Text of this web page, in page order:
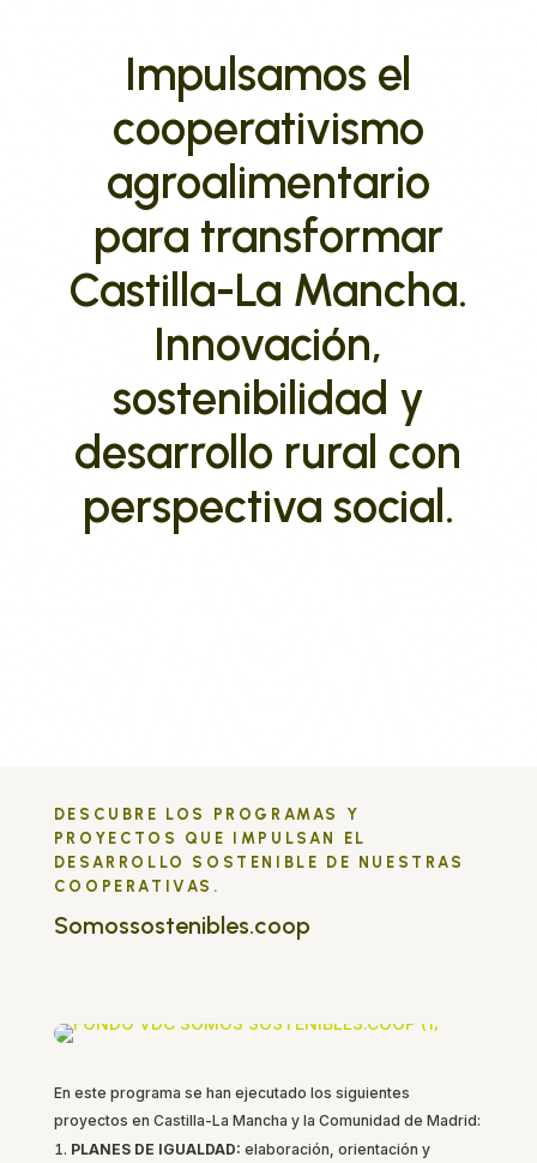
Impulsamos el
cooperativismo
agroalimentario
para transformar
Castilla-La Mancha.
Innovación,
sostenibilidad y
desarrollo rural con
perspectiva social.
DESCUBRE LOS PROGRAMAS Y
PROYECTOS QUE IMPULSAN EL
DESARROLLO SOSTENIBLE DE NUESTRAS
COOPERATIVAS.
Somossostenibles.coop
En este programa se han ejecutado los siguientes
proyectos en Castilla-La Mancha y la Comunidad de Madrid:
PLANES DE IGUALDAD: elaboración, orientación y